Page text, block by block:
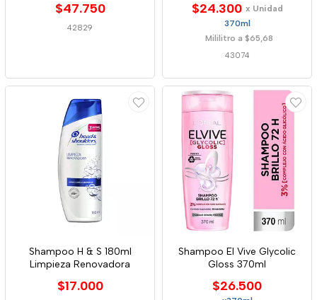
TRAT
$47.750
42829
$24.300 x Unidad
370ml
Mililitro a $65,68
43074
Shampoo H & S 180ml
Limpieza Renovadora
$17.000
Shampoo El Vive Glycolic
Gloss 370ml
$26.500